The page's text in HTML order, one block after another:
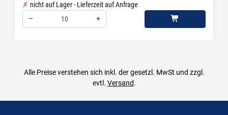
nicht auf Lager - Lieferzeit auf Anfrage
–
+
Alle Preise verstehen sich inkl. der gesetzl. MwSt und zzgl.
evtl. Versand.